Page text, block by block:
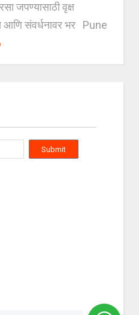
जपण्यासाठी वृक्ष
आणि संवर्धनावर भर Pune